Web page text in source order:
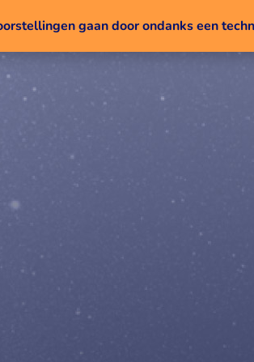
gaan door ondanks een